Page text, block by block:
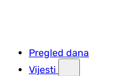
Pregled dana
Vijesti